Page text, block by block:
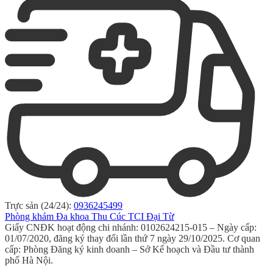
Trực sản (24/24): 0936245499
Phòng khám Đa khoa Thu Cúc TCI Đại Từ
Giấy CNĐK hoạt động chi nhánh: 0102624215-015 – Ngày cấp:
01/07/2020, đăng ký thay đổi lần thứ 7 ngày 29/10/2025. Cơ quan
cấp: Phòng Đăng ký kinh doanh – Sở Kế hoạch và Đầu tư thành
phố Hà Nội.